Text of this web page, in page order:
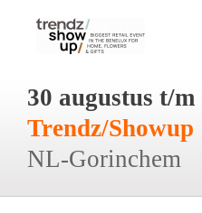
30 augustus t/m
Trendz/Showup
NL-Gorinchem